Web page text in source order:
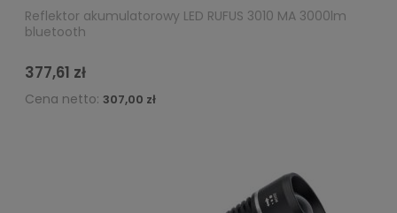
Reflektor akumulatorowy LED RUFUS 3010 MA 3000lm
bluetooth
377,61 zł
Cena netto: 307,00 zł